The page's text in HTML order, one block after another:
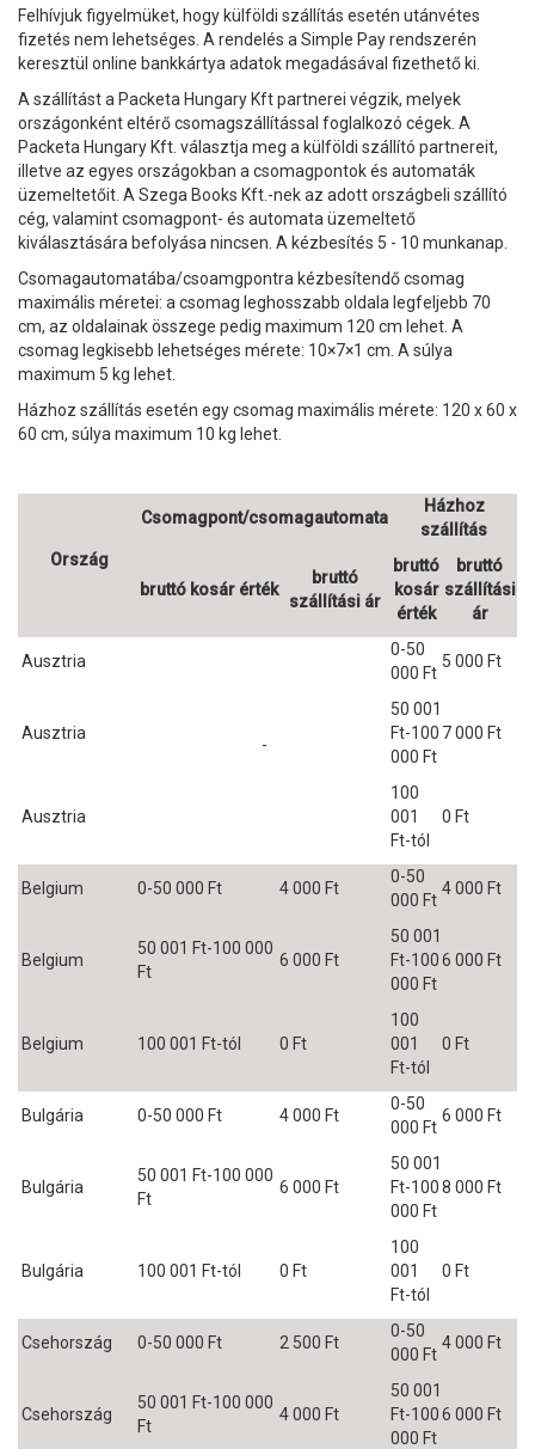
Felhívjuk figyelmüket, hogy külföldi szállítás esetén utánvétes
fizetés nem lehetséges. A rendelés a Simple Pay rendszerén
keresztül online bankkártya adatok megadásával fizethető ki.
A szállítást a Packeta Hungary Kft partnerei végzik, melyek
országonként eltérő csomagszállítással foglalkozó cégek. A
Packeta Hungary Kft. választja meg a külföldi szállító partnereit,
illetve az egyes országokban a csomagpontok és automaták
üzemeltetőit. A Szega Books Kft.-nek az adott országbeli szállító
cég, valamint csomagpont- és automata üzemeltető
kiválasztására befolyása nincsen. A kézbesítés 5 - 10 munkanap.
Csomagautomatába/csoamgpontra kézbesítendő csomag
maximális méretei: a csomag leghosszabb oldala legfeljebb 70
cm, az oldalainak összege pedig maximum 120 cm lehet. A
csomag legkisebb lehetséges mérete: 10×7×1 cm. A súlya
maximum 5 kg lehet.
Házhoz szállítás esetén egy csomag maximális mérete: 120 x 60 x
60 cm, súlya maximum 10 kg lehet.
Ország
Csomagpont/csomagautomata
Házhoz
szállítás
bruttó kosár érték
bruttó
szállítási ár
bruttó
kosár
érték
bruttó
szállítási
ár
Ausztria
-
0-50
000 Ft
5 000 Ft
Ausztria
50 001
Ft-100
000 Ft
7 000 Ft
Ausztria
100
001
Ft-tól
0 Ft
Belgium 0-50 000 Ft 4 000 Ft
0-50
000 Ft
4 000 Ft
Belgium
50 001 Ft-100 000
Ft
6 000 Ft
50 001
Ft-100
000 Ft
6 000 Ft
Belgium 100 001 Ft-tól 0 Ft
100
001
Ft-tól
0 Ft
Bulgária 0-50 000 Ft 4 000 Ft
0-50
000 Ft
6 000 Ft
Bulgária
50 001 Ft-100 000
Ft
6 000 Ft
50 001
Ft-100
000 Ft
8 000 Ft
Bulgária 100 001 Ft-tól 0 Ft
100
001
Ft-tól
0 Ft
Csehország 0-50 000 Ft 2 500 Ft
0-50
000 Ft
4 000 Ft
Csehország
50 001 Ft-100 000
Ft
4 000 Ft
50 001
Ft-100
000 Ft
6 000 Ft